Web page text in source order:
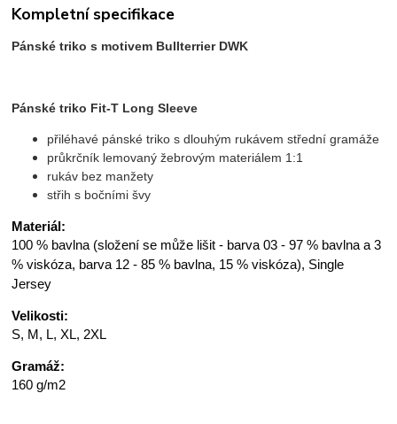
Kompletní specifikace
Pánské triko s motivem Bullterrier DWK
Pánské triko Fit-T Long Sleeve
přiléhavé pánské triko s dlouhým rukávem střední gramáže
průkrčník lemovaný žebrovým materiálem 1:1
rukáv bez manžety
střih s bočními švy
Materiál:
100 % bavlna (složení se může lišit - barva 03 - 97 % bavlna a 3
% viskóza, barva 12 - 85 % bavlna, 15 % viskóza), Single
Jersey
Velikosti:
S, M, L, XL, 2XL
Gramáž:
160 g/m2